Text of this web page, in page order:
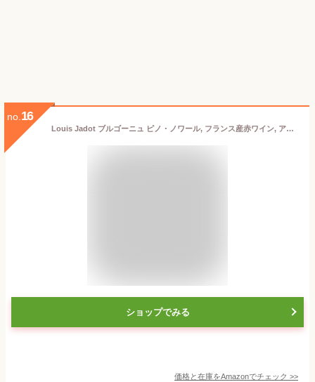
no. 16
Louis Jadot ブルゴーニュ ピノ・ノワール, フランス産赤ワイン, アペラシオン・ドリジン・コントロレ, 750ml
ショップでみる
価格と在庫をAmazonでチェック >>